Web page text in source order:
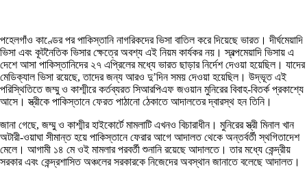
পহেলগাঁও কাণ্ডের পর পাকিস্তানি নাগরিকদের ভিসা বাতিল করে দিয়েছে ভারত। দীর্ঘমেয়াদি
ভিসা এবং কূটনৈতিক ভিসার ক্ষেত্রে অবশ্য এই নিয়ম কার্যকর নয়। স্বল্পমেয়াদি ভিসায় এ
দেশে আসা পাকিস্তানিদের ২৭ এপ্রিলের মধ্যে ভারত ছাড়ার নির্দেশ দেওয়া হয়েছিল। যাদের
মেডিক্যাল ভিসা রয়েছে, তাদের জন্য আরও দু’দিন সময় দেওয়া হয়েছিল। উদ্ভূত এই
পরিস্থিতিতে জম্মু ও কাশ্মীরে কর্তব্যরত সিআরপিএফ জওয়ান মুনিরের বিবাহ-বিতর্ক প্রকাশ্যে
আসে। স্ত্রীকে পাকিস্তানে ফেরত পাঠানো ঠেকাতে আদালতের দ্বারস্থ হন তিনি।
জানা গেছে, জম্মু ও কাশ্মীর হাইকোর্টে মামলাটি এখনও বিচারাধীন। মুনিরের স্ত্রী মিনাল খান
অটারী-ওয়াঘা সীমান্ত হয়ে পাকিস্তানে ফেরার আগে আদালত থেকে অন্তর্বর্তী স্থগিতাদেশ
মেলে। আগামী ১৪ মে ওই মামলার পরবর্তী শুনানি রয়েছে আদালতে। তার মধ্যে কেন্দ্রীয়
সরকার এবং কেন্দ্রশাসিত অঞ্চলের সরকারকে নিজেদের অবস্থান জানাতে বলেছে আদালত।